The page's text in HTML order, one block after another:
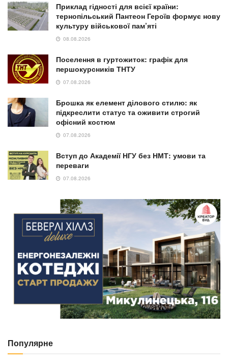
Приклад гідності для всієї країни:
тернопільський Пантеон Героїв формує нову
культуру військової пам’яті
08.08.2026
Поселення в гуртожиток: графік для
першокурсників ТНТУ
07.08.2026
Брошка як елемент ділового стилю: як
підкреслити статус та оживити строгий
офісний костюм
07.08.2026
Вступ до Академії НГУ без НМТ: умови та
переваги
07.08.2026
Популярне